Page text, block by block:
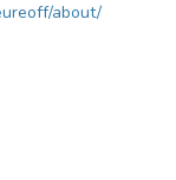
about/